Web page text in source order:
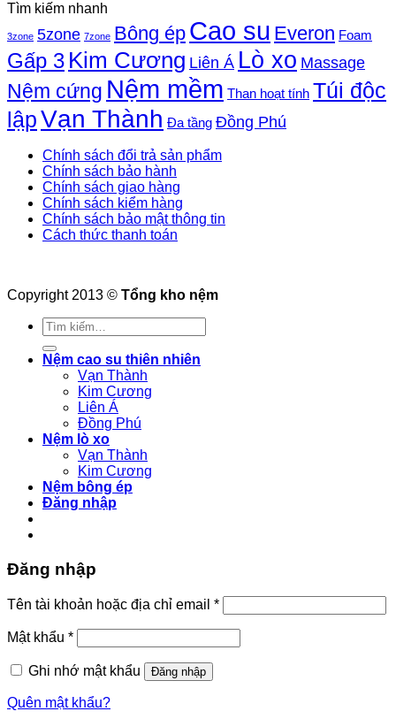
Tìm kiếm nhanh
3zone 5zone 7zone Bông ép Cao su Everon Foam
Gấp 3 Kim Cương Liên Á Lò xo Massage
Nệm cứng Nệm mềm Than hoạt tính Túi độc
lậpVạn Thành Đa tầng Đồng Phú
Chính sách đổi trả sản phẩm
Chính sách bảo hành
Chính sách giao hàng
Chính sách kiểm hàng
Chính sách bảo mật thông tin
Cách thức thanh toán
Copyright 2013 © Tổng kho nệm
Tìm
kiếm:
Nệm cao su thiên nhiên
Vạn Thành
Kim Cương
Liên Á
Đồng Phú
Nệm lò xo
Vạn Thành
Kim Cương
Nệm bông ép
Đăng nhập
Đăng nhập
Tên tài khoản hoặc địa chỉ email *Bắt
buộc
Mật khẩu *Bắt
buộc
Ghi nhớ mật khẩu
Đăng nhập
Quên mật khẩu?